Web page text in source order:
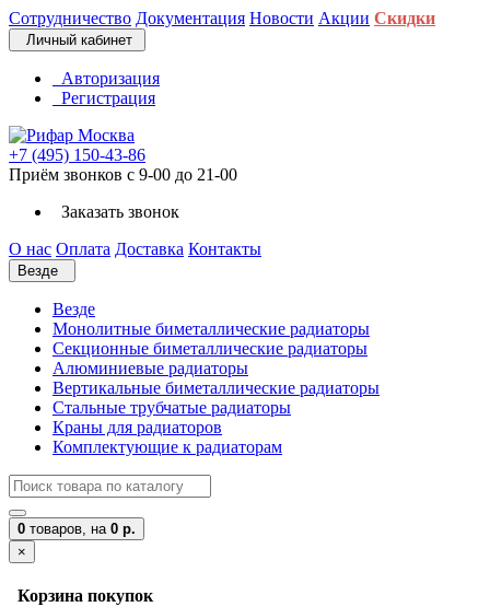
Сотрудничество Документация Новости Акции Скидки
Личный кабинет
Авторизация
Регистрация
+7 (495) 150-43-86
Приём звонков с 9-00 до 21-00
Заказать звонок
О нас Оплата Доставка Контакты
Везде
Везде
Монолитные биметаллические радиаторы
Секционные биметаллические радиаторы
Алюминиевые радиаторы
Вертикальные биметаллические радиаторы
Стальные трубчатые радиаторы
Краны для радиаторов
Комплектующие к радиаторам
0 товаров, на 0 р.
×
Корзина покупок